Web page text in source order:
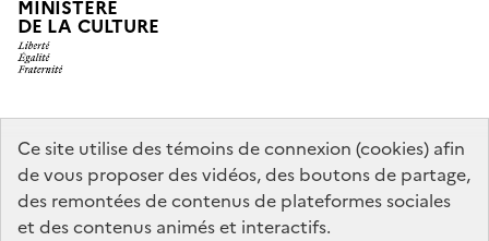
Ce site utilise des témoins de connexion (cookies) afin
de vous proposer des vidéos, des boutons de partage,
des remontées de contenus de plateformes sociales
et des contenus animés et interactifs.
MINISTÈRE
DE LA CULTURE
data.gouv.fr legifrance.gouv.fr
info.gouv.fr
service-public.gouv.fr